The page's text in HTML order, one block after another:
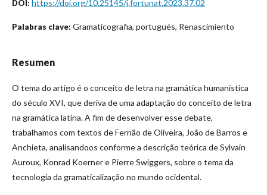
DOI: https://doi.org/10.25145/j.fortunat.2023.37.02
Palabras clave: Gramaticografia, portugués, Renascimiento
Resumen
O tema do artigo é o conceito de letra na gramática humanística
do século XVI, que deriva de uma adaptação do conceito de letra
na gramática latina. A fim de desenvolver esse debate,
trabalhamos com textos de Fernão de Oliveira, João de Barros e
Anchieta, analisandoos conforme a descrição teórica de Sylvain
Auroux, Konrad Koerner e Pierre Swiggers, sobre o tema da
tecnologia da gramaticalização no mundo ocidental.